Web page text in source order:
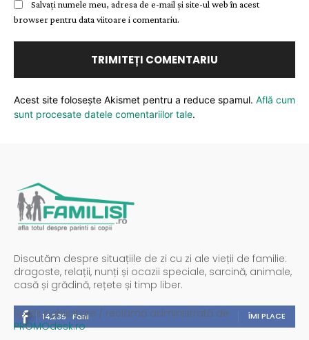
Salvați numele meu, adresa de e-mail și site-ul web în acest
browser pentru data viitoare i comentariu.
Acest site folosește Akismet pentru a reduce spamul. Află cum
sunt procesate datele comentariilor tale.
Discutăm despre situațiile de zi cu zi ale vieții de familie:
dragoste, relații, nunți și ocazii speciale, sarcină, animale,
casă și grădină, rețete și timp liber.
14,235 Fani ÎMI PLACE
Spații publicitare / reclamă administrată de
PROMOdesk.ro